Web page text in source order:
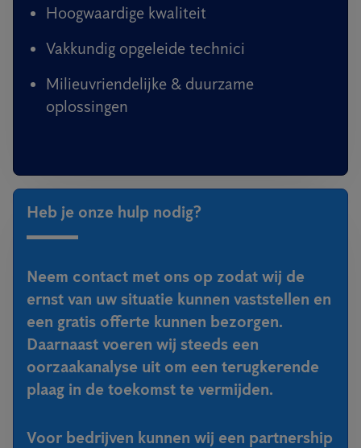
Hoogwaardige kwaliteit
Vakkundig opgeleide technici
Milieuvriendelijke & duurzame
oplossingen
Heb je onze hulp nodig?
Neem contact met ons op zodat wij de
ernst van uw situatie kunnen vaststellen en
een gratis offerte kunnen bezorgen.
Daarnaast voeren wij steeds een
oorzaakanalyse uit om een terugkerende
plaag in de toekomst te vermijden.
Voor bedrijven kunnen wij een partnership